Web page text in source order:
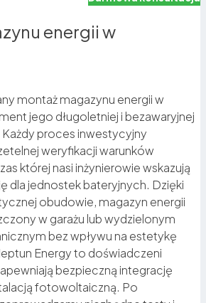
wypadek awarii prądu
energii w
montaż magazynu energii w
jego długoletniej i bezawaryjnej
proces inwestycyjny
weryfikacji warunków
której nasi inżynierowie wskazują
dla jednostek bateryjnych. Dzięki
obudowie, magazyn energii
w garażu lub wydzielonym
bez wpływu na estetykę
Energy to doświadczeni
bezpieczną integrację
fotowoltaiczną. Po